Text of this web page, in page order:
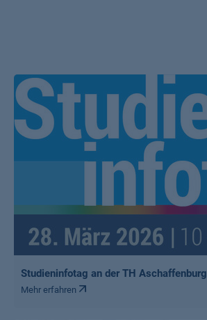
Studieninfotag an der TH Aschaffenburg
Mehr erfahren